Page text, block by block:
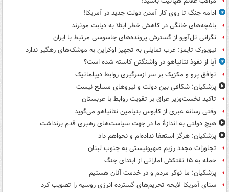
ادامه جنگ تا روی کار آمدن دولت جدید در آمریکا!
باغچه‌های خانگی در کاهش خطر ابتلا به دیابت موثرند
نگرانی تل‌آویو از گسترش پرونده‌های جاسوسی مرتبط با ایران
نیویورک تایمز: غرب تمایلی به تجهیز اوکراین به موشک‌های رهگیر ندارد
آیا از نفوذ نتانیاهو در واشنگتن کاسته شده است؟
توافق پرو و مکزیک بر سر ازسرگیری روابط دیپلماتیک
پزشکیان: شکافی بین دولت و نیروهای مسلح نیست
تاکید نخست‌وزیر عراق بر تقویت روابط با عربستان
وقتی رسانه عبری از کابوس بنیامین نتانیاهو می‌گوید
هیچ دولتی به اندازۀ ما در جهت سیاست‌های رهبری قدم برنداشت
پزشکیان: هرگز استعفا نداده‌ام و نخواهم داد
تجاوزات مجدد رژیم صهیونیستی به جنوب لبنان
حمله به ۱۵ نفتکش‌ اماراتی از ابتدای جنگ
پزشکیان: ما نوکر مردم و در خدمت آنان هستیم
سنای آمریکا لایحه تحریم‌های گسترده انرژی روسیه را تصویب کرد